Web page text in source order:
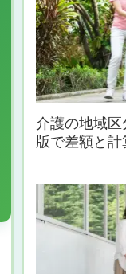
介護の地域
版で差額と